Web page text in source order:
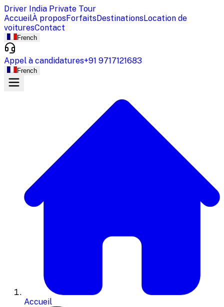
Driver India Private Tour
AccueilÀ proposForfaitsDestinationsLocation de
voituresContact
French
Appel à candidatures+91 9717121683
French
Accueil